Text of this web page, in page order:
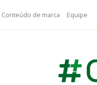
Conteúdo de marca Equipe